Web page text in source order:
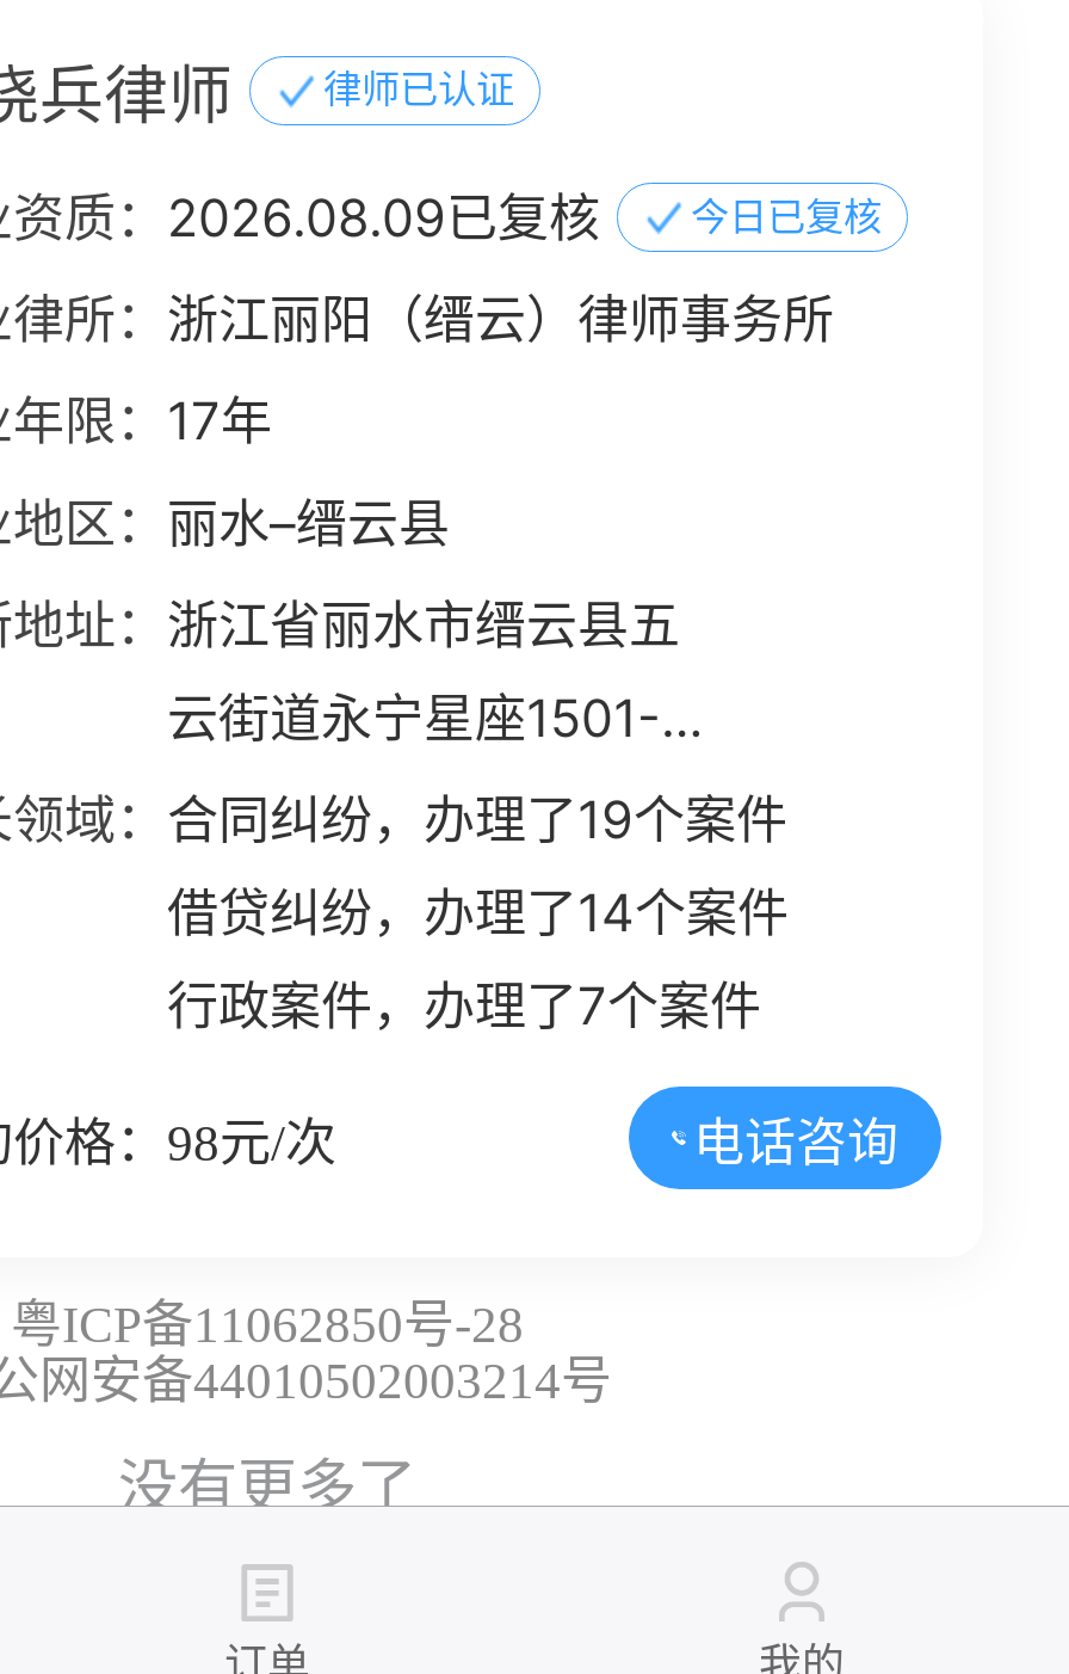
兵律师 律师已认证
质： 2026.08.09已复核 今日已复核
所： 浙江丽阳（缙云）律师事务所
限： 17年
区： 丽水–缙云县
址： 浙江省丽水市缙云县五
云街道永宁星座1501-
1502
域： 合同纠纷，办理了19个案件
借贷纠纷，办理了14个案件
行政案件，办理了7个案件
格：98元/次 电话咨询
粤ICP备11062850号-28
网安备44010502003214号
没有更多了